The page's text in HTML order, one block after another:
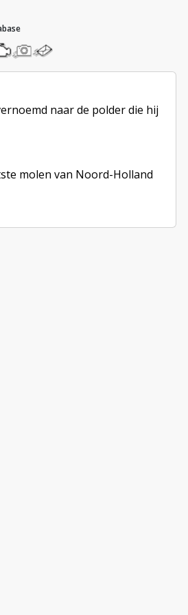
stuur
een
foto
stuur
een
bericht
naar de polder die hij
molen van Noord-Holland